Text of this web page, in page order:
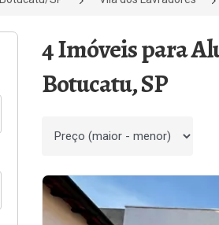
4 Imóveis para
Botucatu, SP
Ordenar por